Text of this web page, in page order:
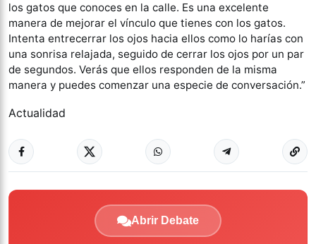
los gatos que conoces en la calle. Es una excelente
manera de mejorar el vínculo que tienes con los gatos.
Intenta entrecerrar los ojos hacia ellos como lo harías con
una sonrisa relajada, seguido de cerrar los ojos por un par
de segundos. Verás que ellos responden de la misma
manera y puedes comenzar una especie de conversación.”
Actualidad
Abrir Debate